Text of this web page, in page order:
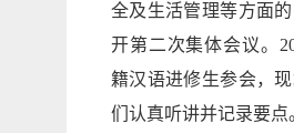
全及生活管理等方面
开第二次集体会议。
籍汉语进修生参会，
们认真听讲并记录要点